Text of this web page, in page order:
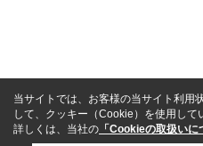
当サイトでは、お客様の当サイト利用
して、クッキー（Cookie）を使用して
詳しくは、当社の 「Cookieの取扱いに